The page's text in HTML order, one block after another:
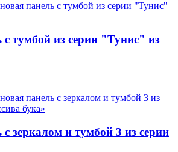
с тумбой из серии "Тунис" из
с зеркалом и тумбой 3 из серии